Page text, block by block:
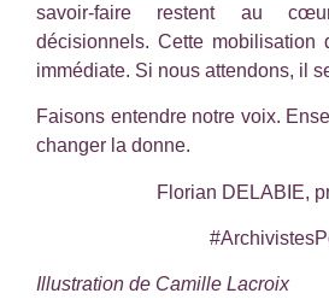
savoir-faire restent au
décisionnels. Cette mobilisation
immédiate. Si nous attendons, il
Faisons entendre notre voix.
changer la donne.
Florian DELABIE,
Illustration de Camille Lacroix